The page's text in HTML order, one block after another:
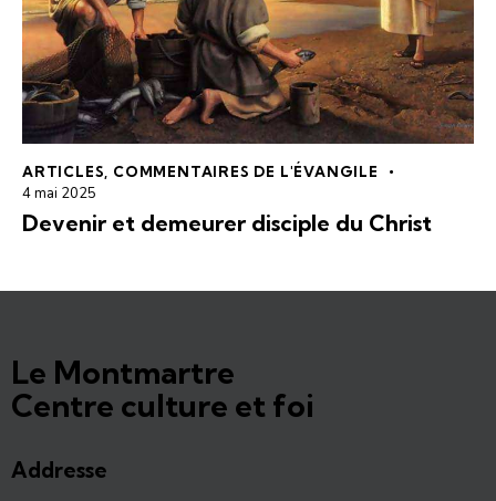
ARTICLES, COMMENTAIRES DE L'ÉVANGILE
4 mai 2025
Devenir et demeurer disciple du Christ
Le Montmartre
Centre culture et foi
Addresse